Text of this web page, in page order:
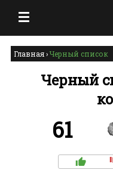
Главная›Черный список
Черный
61